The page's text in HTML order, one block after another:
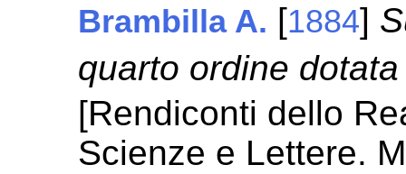
Brambilla A. [1884]
quarto ordine
[Rendiconti dello
Scienze e Lettere.